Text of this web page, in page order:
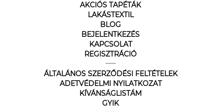
AKCIÓS TAPÉTÁK
LAKÁSTEXTIL
BLOG
BEJELENTKEZÉS
KAPCSOLAT
REGISZTRÁCIÓ
ÁLTALÁNOS SZERZŐDÉSI FELTÉTELEK
ADETVÉDELMI NYILATKOZAT
KÍVÁNSÁGLISTÁM
GYIK